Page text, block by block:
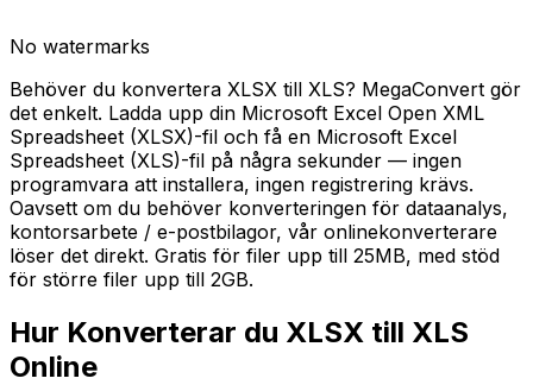
No watermarks
Behöver du konvertera XLSX till XLS? MegaConvert gör
det enkelt. Ladda upp din Microsoft Excel Open XML
Spreadsheet (XLSX)-fil och få en Microsoft Excel
Spreadsheet (XLS)-fil på några sekunder — ingen
programvara att installera, ingen registrering krävs.
Oavsett om du behöver konverteringen för dataanalys,
kontorsarbete / e-postbilagor, vår onlinekonverterare
löser det direkt. Gratis för filer upp till 25MB, med stöd
för större filer upp till 2GB.
Hur Konverterar du XLSX till XLS
Online